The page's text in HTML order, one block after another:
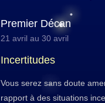
Premier Décan
21 avril au 30 avril
Incertitudes
Vous serez sans doute
rapport à des situations